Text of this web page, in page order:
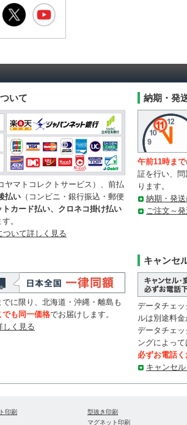
いて
ヤマトコレクトサービス）、前払
払い （コンビニ・銀行振込・郵便
トカード払い、クロネコ掛け払い
。
ついて詳しく見る
に限り、北海道・沖縄・離島も
でも同一価格でお届けします。
しく見る
納期・発
午前11時まで
証を行い、
ります。
納期・発
ご注文～
キャンセ
データチェ
ルは別途料
データチェ
ングによっ
必ずお電話
キャンセ
印刷
型抜き印刷
マグネット印刷